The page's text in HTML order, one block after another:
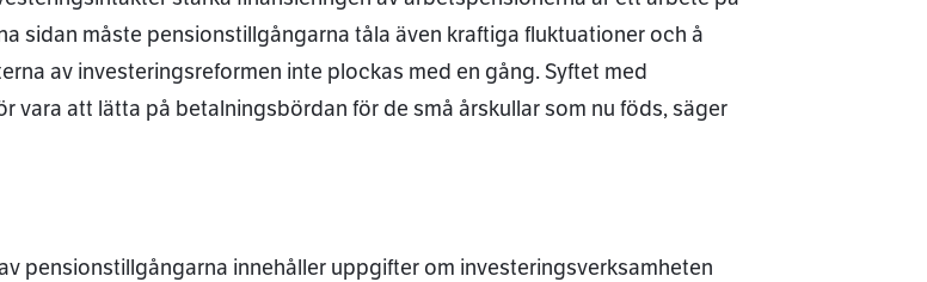
sidan måste pensionstillgångarna tåla även kraftiga fluktuationer och å
av investeringsreformen inte plockas med en gång. Syftet med
vara att lätta på betalningsbördan för de små årskullar som nu föds, säger
pensionstillgångarna innehåller uppgifter om investeringsverksamheten